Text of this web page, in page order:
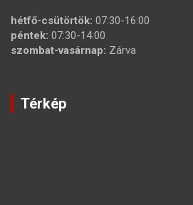
hétfő-csütörtök: 07:30-16:00
péntek: 07:30-14:00
szombat-vasárnap: Zárva
Térkép